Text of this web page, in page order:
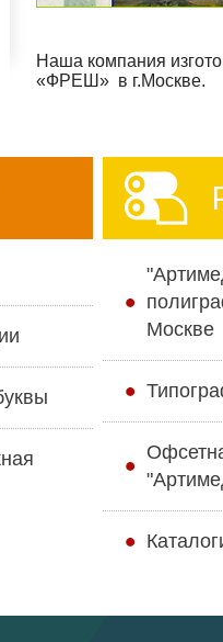
Наша компания
«ФРЕШ» в г.Москве.
Москве